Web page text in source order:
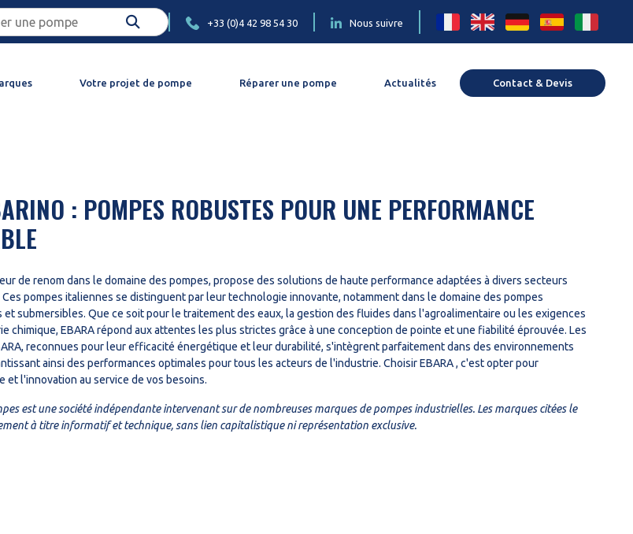
+33 (0)4 42 98 54 30 Nous suivre
Votre projet de pompe Réparer une pompe Actualités Contact & Devis
: POMPES ROBUSTES POUR UNE PERFORMANCE
de renom dans le domaine des pompes, propose des solutions de haute performance adaptées à divers secteurs
pompes italiennes se distinguent par leur technologie innovante, notamment dans le domaine des pompes
submersibles. Que ce soit pour le traitement des eaux, la gestion des fluides dans l'agroalimentaire ou les exigences
chimique, EBARA répond aux attentes les plus strictes grâce à une conception de pointe et une fiabilité éprouvée. Les
reconnues pour leur efficacité énergétique et leur durabilité, s'intègrent parfaitement dans des environnements
ainsi des performances optimales pour tous les acteurs de l'industrie. Choisir EBARA , c'est opter pour
et l'innovation au service de vos besoins.
est une société indépendante intervenant sur de nombreuses marques de pompes industrielles. Les marques citées le
à titre informatif et technique, sans lien capitalistique ni représentation exclusive.